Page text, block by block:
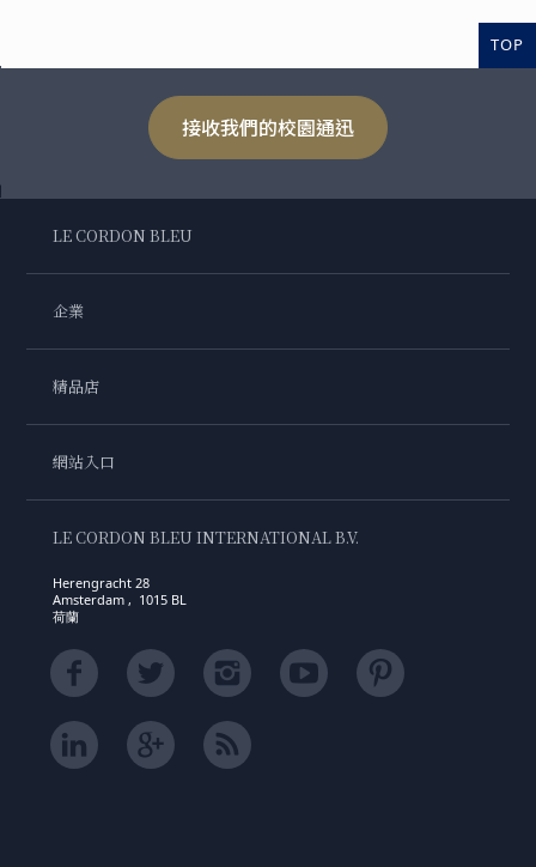
TOP
接收我們的校園通迅
LE CORDON BLEU
企業
精品店
網站入口
LE CORDON BLEU INTERNATIONAL B.V.
Herengracht 28
Amsterdam , 1015 BL
荷蘭